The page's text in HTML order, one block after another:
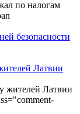
безопасности
Латвии